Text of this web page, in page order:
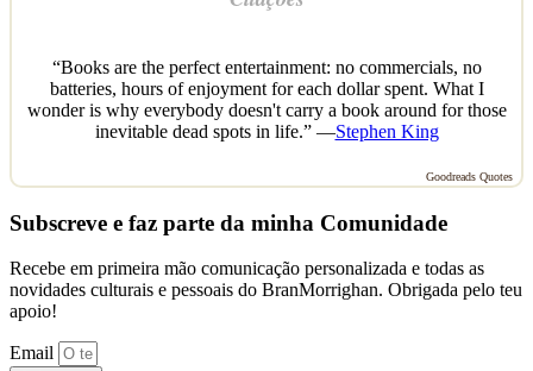
“Books are the perfect entertainment: no commercials, no
batteries, hours of enjoyment for each dollar spent. What I
wonder is why everybody doesn't carry a book around for those
inevitable dead spots in life.” —Stephen King
Goodreads Quotes
Subscreve e faz parte da minha Comunidade
Recebe em primeira mão comunicação personalizada e todas as
novidades culturais e pessoais do BranMorrighan. Obrigada pelo teu
apoio!
Email